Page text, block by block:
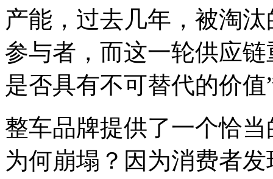
产能，过去几年，被淘
参与者，而这一轮供应
是否具有不可替代的价值
整车品牌提供了一个恰
为何崩塌？因为消费者